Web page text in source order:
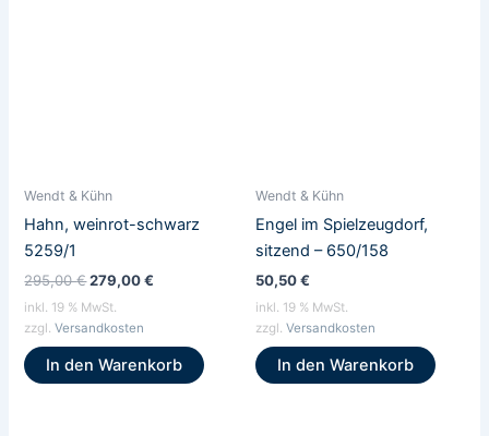
Wendt & Kühn
Hahn, weinrot-schwarz
5259/1
295,00€279,00€
inkl. 19 % MwSt.
zzgl.Versandkosten
In den Warenkorb
Wendt & Kühn
Engel im Spielzeugdorf,
sitzend – 650/158
50,50€
inkl. 19 % MwSt.
zzgl. Versandkosten
In den Warenkorb